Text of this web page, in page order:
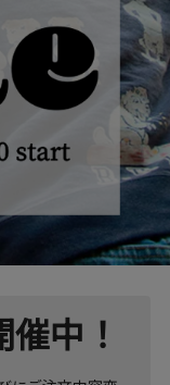
中！